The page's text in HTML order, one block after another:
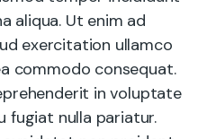
aliqua. Ut enim ad
exercitation ullamco
commodo consequat.
in voluptate
fugiat nulla pariatur.